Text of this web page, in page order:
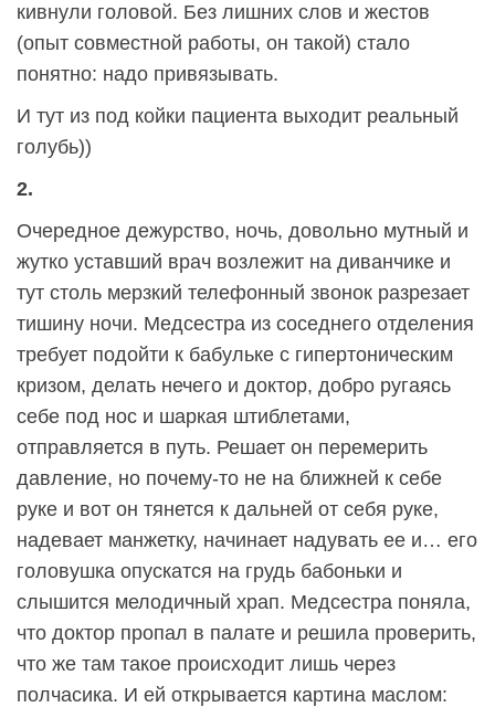
кивнули головой. Без лишних слов и жестов
(опыт совместной работы, он такой) стало
понятно: надо привязывать.
И тут из под койки пациента выходит реальный
голубь))
2.
Очередное дежурство, ночь, довольно мутный и
жутко уставший врач возлежит на диванчике и
тут столь мерзкий телефонный звонок разрезает
тишину ночи. Медсестра из соседнего отделения
требует подойти к бабульке с гипертоническим
кризом, делать нечего и доктор, добро ругаясь
себе под нос и шаркая штиблетами,
отправляется в путь. Решает он перемерить
давление, но почему-то не на ближней к себе
руке и вот он тянется к дальней от себя руке,
надевает манжетку, начинает надувать ее и… его
головушка опускатся на грудь бабоньки и
слышится мелодичный храп. Медсестра поняла,
что доктор пропал в палате и решила проверить,
что же там такое происходит лишь через
полчасика. И ей открывается картина маслом: